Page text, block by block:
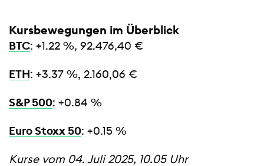
Kursbewegungen im Überblick
BTC: +1.22 %, 92.476,40 €
ETH : +3.37 %, 2.160,06 €
S&P 500: +0.84 %
Euro Stoxx 50: +0.15 %
Kurse vom 04. Juli 2025, 10.05 Uhr